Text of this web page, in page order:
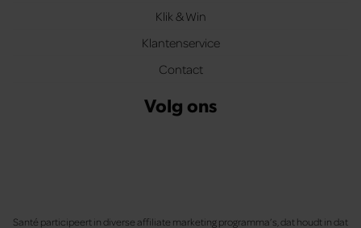
Klik & Win
Klantenservice
Contact
Volg ons
Santé participeert in diverse affiliate marketing programma’s, dat houdt in dat